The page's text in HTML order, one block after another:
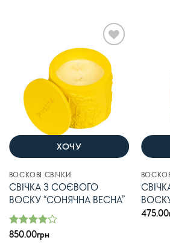
ХОЧУ
список
бажань
ВОСКОВІ СВІЧКИ
СВІЧКА З СОЄВОГО
ВОСКУ “СОНЯЧНА ВЕСНА”
Оцінено
850.00грн
475.00